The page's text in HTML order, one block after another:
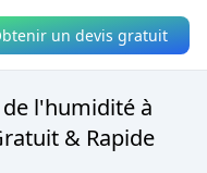
un devis gratuit
l'humidité à
& Rapide